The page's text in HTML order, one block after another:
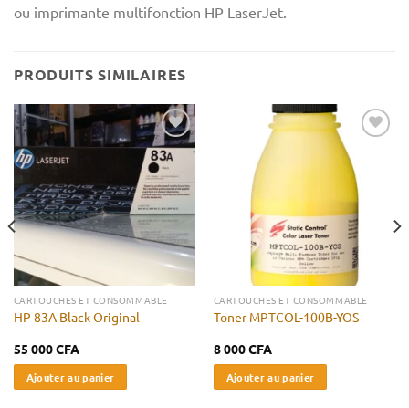
ou imprimante multifonction HP LaserJet.
PRODUITS SIMILAIRES
Ajouter
à la liste
d’envies
CARTOUCHES ET CONSOMMABLE
HP 83A Black Original
55 000CFA
Ajouter au panier
Ajouter
à la liste
d’envies
CARTOUCHES ET CONSOMMABLE
Toner MPTCOL-100B-YOS
8 000CFA
Ajouter au panier